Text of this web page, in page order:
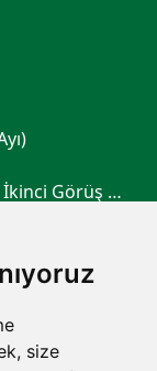
size
TUSA Hastanesi – Genel Cerrahi Tıbbi İkinci Görüş Hizmeti
Hastanesi
Hastanesi